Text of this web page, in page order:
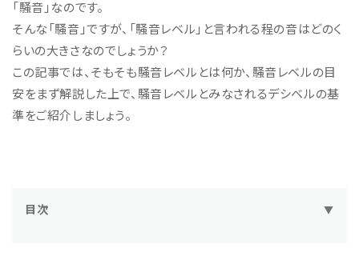
「騒音」なのです。
そんな「騒音」ですが、「騒音レベル」と言われる程の音はどのく
らいの大きさなのでしょうか？
この記事では、そもそも騒音レベルとは何か、騒音レベルの目
安をまず解説した上で、騒音レベルとみなされるデシベルの基
準をご紹介しましょう。
目次 ▼